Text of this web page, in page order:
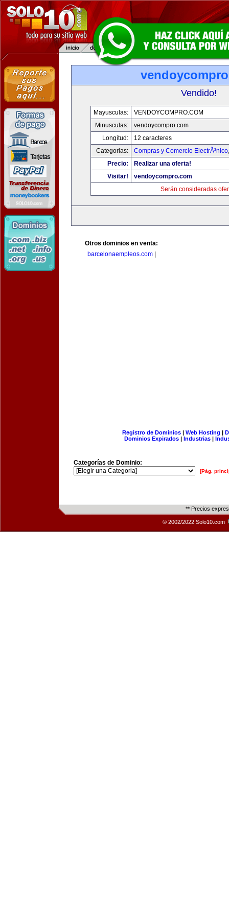
Vendido!
Mayusculas:
VENDOYCOMPRO.COM
Minusculas:
vendoycompro.com
Longitud:
12 caracteres
Categorias:
Compras y Comercio ElectrÃ³nico
Precio:
Realizar una oferta!
Visitar!
vendoycompro.com
Serán consideradas
Otros dominios en venta:
barcelonaempleos.com|
Registro de Dominios| Web Hosting |
Dominios Expirados | Industrias |
Categorías de Dominio:
[Pág.
** Precios
© 2002/2022 Solo10.com